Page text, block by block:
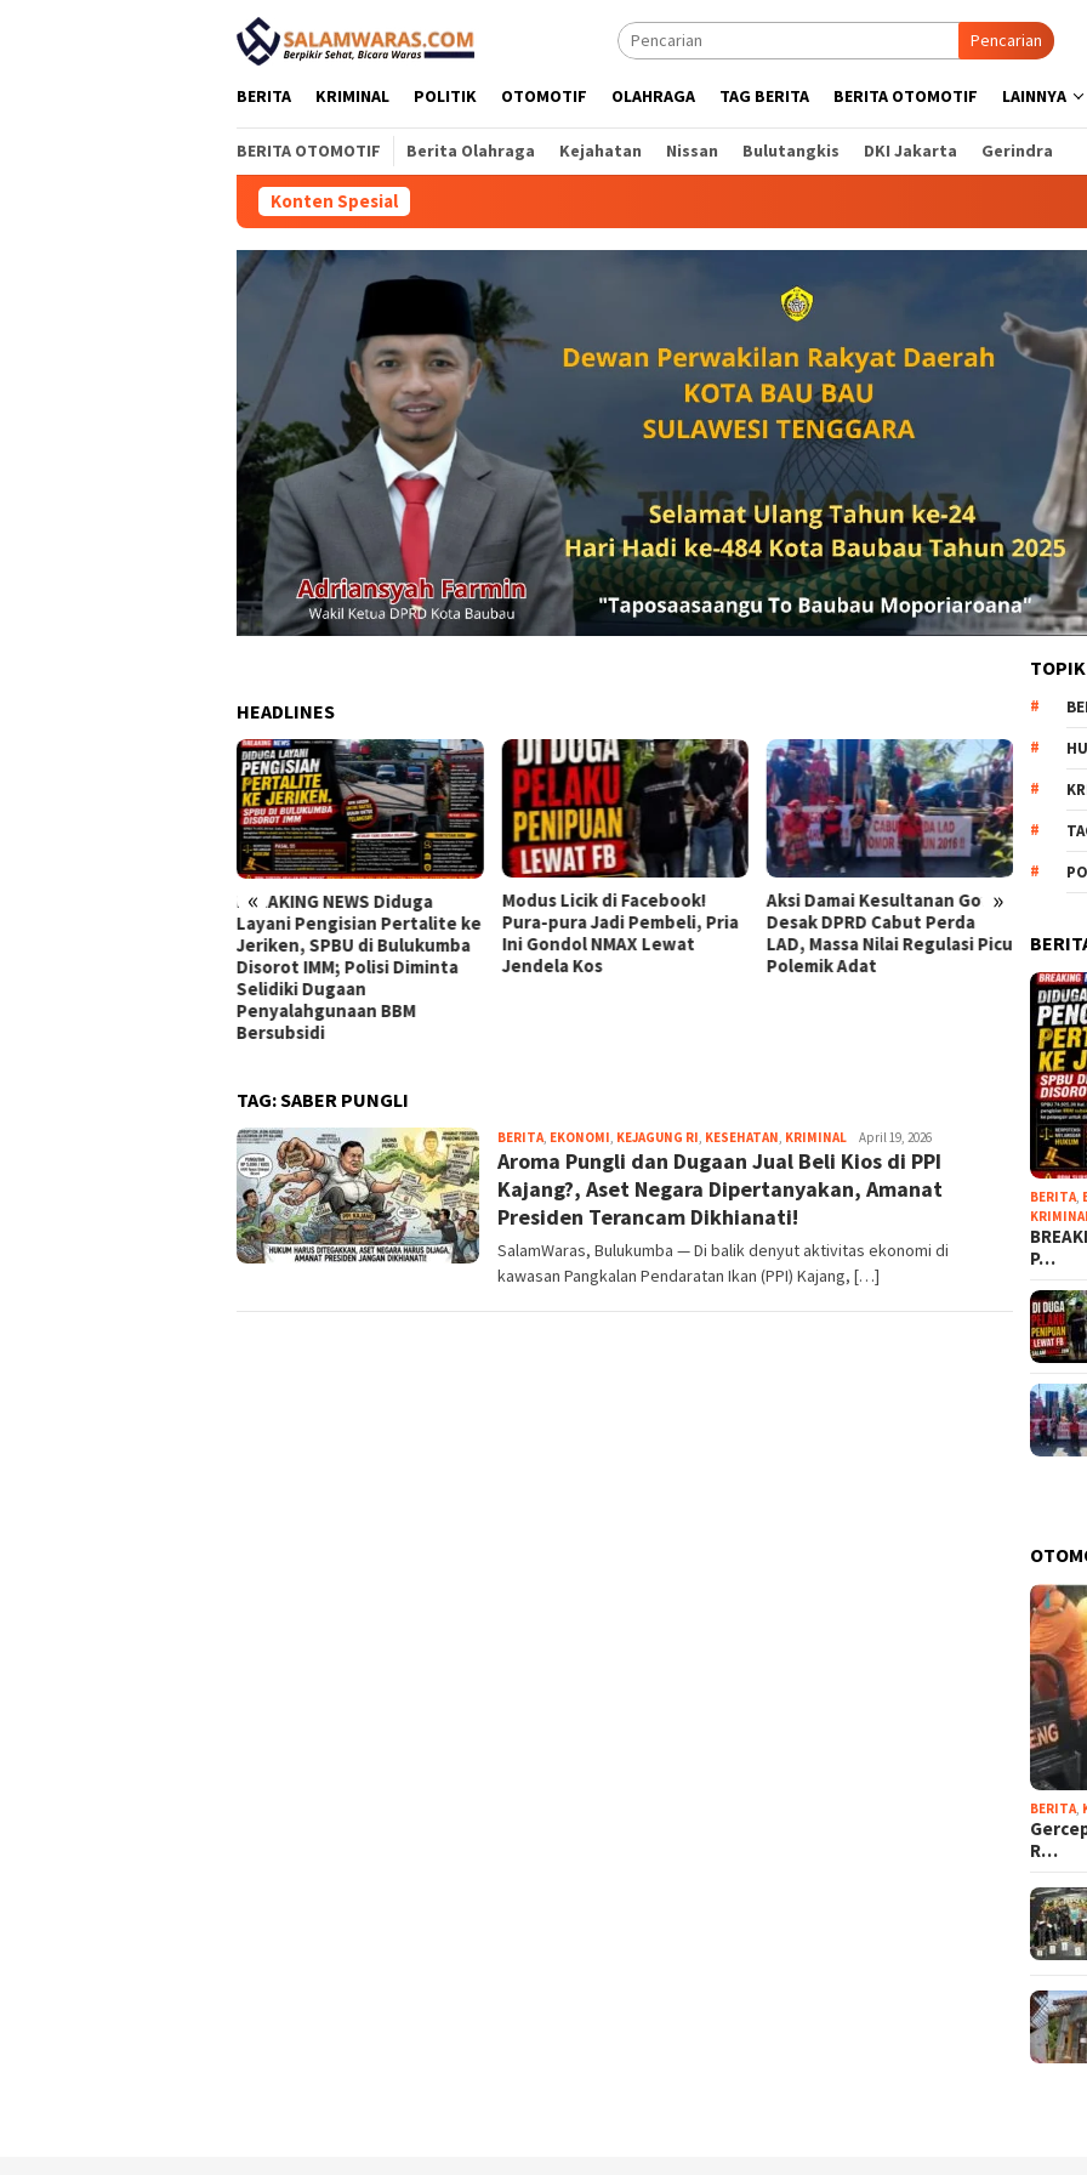
Pencarian
BERITA KRIMINAL POLITIK OTOMOTIF OLAHRAGA TAG BERITA BERITA OTOMOTIF LAINNYA
BERITA OTOMOTIF Berita Olahraga Kejahatan Nissan Bulutangkis DKI Jakarta Gerindra
Konten Spesial
HEADLINES
« »
Modus Licik di Facebook!
Pura-pura Jadi Pembeli, Pria
Ini Gondol NMAX Lewat
Jendela Kos
Aksi Damai Kesultanan Gowa
Desak DPRD Cabut Perda
LAD, Massa Nilai Regulasi Picu
Polemik Adat
Semarakkan PORSENAP 2026,
Lapas Gunung Sugih Gelar
Upacara Pembukaan
Kilat
TAG:SABER PUNGLI
BERITA, EKONOMI, KEJAGUNG RI, KESEHATAN, KRIMINAL Terminator
01
April 19, 2026
Aroma Pungli dan Dugaan Jual Beli Kios di PPI
Kajang?, Aset Negara Dipertanyakan, Amanat
Presiden Terancam Dikhianati!
SalamWaras, Bulukumba — Di balik denyut aktivitas ekonomi di
kawasan Pangkalan Pendaratan Ikan (PPI) Kajang, […]
BERITA
P…
BERITA
R…